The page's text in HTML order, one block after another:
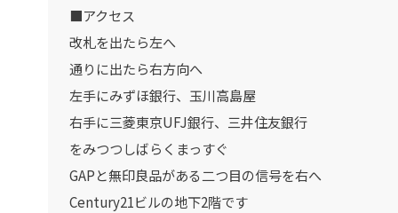
■アクセス
改札を出たら左へ
通りに出たら右方向へ
左手にみずほ銀行、玉川高島屋
右手に三菱東京UFJ銀行、三井住友銀行
をみつつしばらくまっすぐ
GAPと無印良品がある二つ目の信号を右へ
Century21ビルの地下2階です